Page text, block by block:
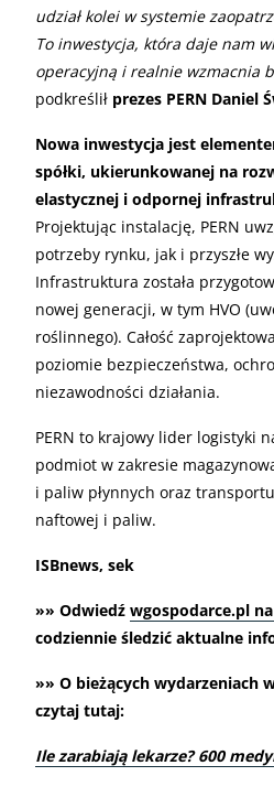
udział kolei w systemie
To inwestycja, która daje nam
operacyjną i realnie wzmacnia
podkreślił prezes PERN Daniel
Nowa inwestycja jest
spółki, ukierunkowanej na
elastycznej i odpornej
Projektując instalację, PERN
potrzeby rynku, jak i przyszłe
Infrastruktura została
nowej generacji, w tym HVO
roślinnego). Całość
poziomie bezpieczeństwa,
niezawodności działania.
PERN to krajowy lider logistyki
podmiot w zakresie
i paliw płynnych oraz
naftowej i paliw.
ISBnews, sek
»» Odwiedź wgospodarce.pl na
codziennie śledzić aktualne
»» O bieżących wydarzeniach
czytaj tutaj:
Ile zarabiają lekarze? 600